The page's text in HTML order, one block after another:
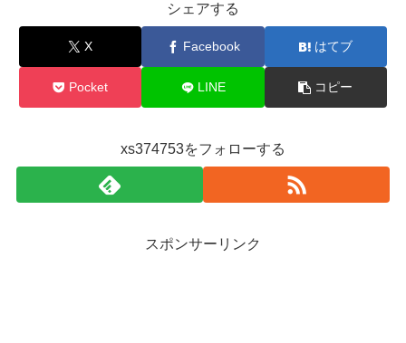
シェアする
X Facebook はてブ
Pocket LINE コピー
xs374753をフォローする
スポンサーリンク